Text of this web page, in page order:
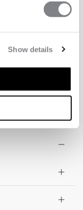
Show details